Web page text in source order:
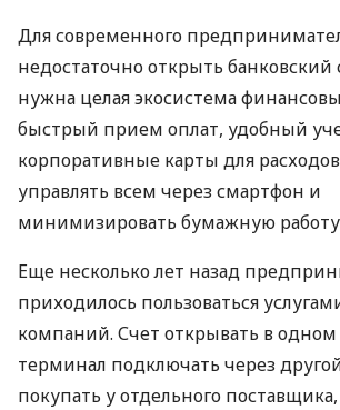
Для современного
недостаточно открыть банковский
нужна целая экосистема
быстрый прием оплат, удобный
корпоративные карты для
управлять всем через смартфон и
минимизировать бумажную
Еще несколько лет назад
приходилось пользоваться
компаний. Счет открывать в одном
терминал подключать через
покупать у отдельного